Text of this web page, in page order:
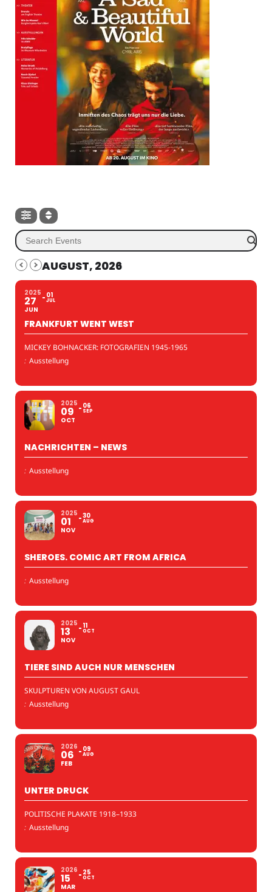
AUGUST, 2026
2025
27
JUN
01
JUL
FRANKFURT WENT WEST
MICKEY BOHNACKER: FOTOGRAFIEN 1945-1965
: Ausstellung
2025
09
OCT
06
SEP
NACHRICHTEN – NEWS
: Ausstellung
2025
01
NOV
30
AUG
SHEROES. COMIC ART FROM AFRICA
: Ausstellung
2025
13
NOV
11
OCT
TIERE SIND AUCH NUR MENSCHEN
SKULPTUREN VON AUGUST GAUL
: Ausstellung
2026
06
FEB
09
AUG
UNTER DRUCK
POLITISCHE PLAKATE 1918–1933
: Ausstellung
2026
15
MAR
25
OCT